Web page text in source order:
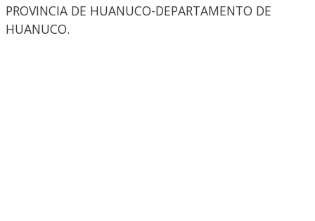
PROVINCIA DE HUANUCO-DEPARTAMENTO DE
HUANUCO.